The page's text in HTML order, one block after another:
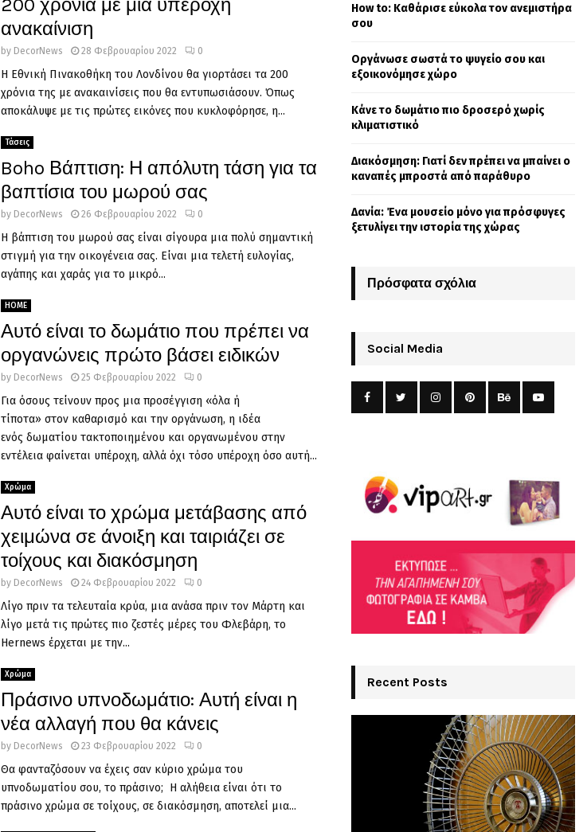
200 χρόνια με μια υπέροχη
ανακαίνιση
by DecorNews 28 Φεβρουαρίου 2022 0
Η Εθνική Πινακοθήκη του Λονδίνου θα γιορτάσει τα 200
χρόνια της με ανακαινίσεις που θα εντυπωσιάσουν. Όπως
αποκάλυψε με τις πρώτες εικόνες που κυκλοφόρησε, η...
Τάσεις
Boho Βάπτιση: Η απόλυτη τάση για τα
βαπτίσια του μωρού σας
by DecorNews 26 Φεβρουαρίου 2022 0
Η βάπτιση του μωρού σας είναι σίγουρα μια πολύ σημαντική
στιγμή για την οικογένεια σας. Είναι μια τελετή ευλογίας,
αγάπης και χαράς για το μικρό...
HOME
Αυτό είναι το δωμάτιο που πρέπει να
οργανώνεις πρώτο βάσει ειδικών
by DecorNews 25 Φεβρουαρίου 2022 0
Για όσους τείνουν προς μια προσέγγιση «όλα ή
τίποτα» στον καθαρισμό και την οργάνωση, η ιδέα
ενός δωματίου τακτοποιημένου και οργανωμένου στην
εντέλεια φαίνεται υπέροχη, αλλά όχι τόσο υπέροχη όσο αυτή...
Χρώμα
Αυτό είναι το χρώμα μετάβασης από
χειμώνα σε άνοιξη και ταιριάζει σε
τοίχους και διακόσμηση
by DecorNews 24 Φεβρουαρίου 2022 0
Λίγο πριν τα τελευταία κρύα, μια ανάσα πριν τον Μάρτη και
λίγο μετά τις πρώτες πιο ζεστές μέρες του Φλεβάρη, το
Hernews έρχεται με την...
Χρώμα
Πράσινο υπνοδωμάτιο: Αυτή είναι η
νέα αλλαγή που θα κάνεις
by DecorNews 23 Φεβρουαρίου 2022 0
Θα φανταζόσουν να έχεις σαν κύριο χρώμα του
υπνοδωματίου σου, το πράσινο; Η αλήθεια είναι ότι το
πράσινο χρώμα σε τοίχους, σε διακόσμηση, αποτελεί μια...
o
r
How to: Καθάρισε εύκολα τον ανεμιστήρα
σου
Οργάνωσε σωστά το ψυγείο σου και
εξοικονόμησε χώρο
Κάνε το δωμάτιο πιο δροσερό χωρίς
κλιματιστικό
Διακόσμηση: Γιατί δεν πρέπει να μπαίνει ο
καναπές μπροστά από παράθυρο
Δανία: Ένα μουσείο μόνο για πρόσφυγες
ξετυλίγει την ιστορία της χώρας
Πρόσφατα σχόλια
Social Media
Recent Posts